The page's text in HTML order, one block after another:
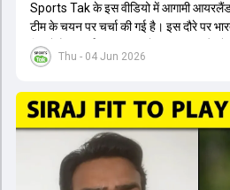
Thu - 04 Jun 2026
Sports Tak के इस वीडियो में आगामी
टीम के चयन पर चर्चा की गई है। इस दौरे पर
जिसमें वैभव सूर्यवंशी का टीम में चुना जाना और
हालांकि, अभिषेक शर्मा और संजू सैमसन ही टीम
नंबर तीन और श्रेयस अय्यर नंबर चार पर खेलेंगे।
टी20 टीम की योजना से बाहर हैं, लेकिन वह